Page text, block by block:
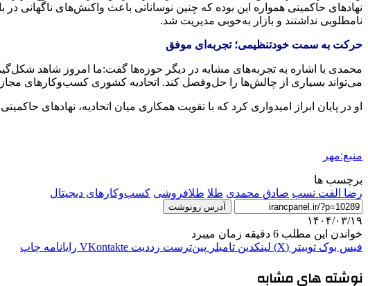
نهادهای حاکمیتی همواره این بوده که چنین نوساناتی باعث واکنش‌های ناگهانی
نامطلوبی نداشتند و بازار به‌خوبی مدیریت شد.
حرکت به سمت خودتنظیمی؛ تجربه‌ای موفق
محمدی با اشاره به تجربه‌های مشابه در دیگر حوزه‌ها گفت:ما امروز شاهد
می‌تواند بسیاری از چالش‌ها را حل‌وفصل کند. اتحادیه کشوری کسب‌وکارهای
او در پایان ابراز امیدواری کرد که با تقویت همکاری میان اتحادیه، نهادهای
منبع:مهر
برچسب ها
رضا الفت نسب صادق محمدی طلا طلافروشی کسب‌وکارهای دیجیتال
آدرس رونوشت
۱۴۰۴/۰۳/۱۹
خواندن این مطلب 6 دقیقه زمان میبرد
فیس بوک توییتر (X) لینکدین ‫تامبلر ‫پین‌ترست ‫رددیت ‫VKontakte رایانامه چاپ
نوشته های مشابه